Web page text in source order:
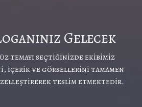
Gelecek
temayı seçtiğinizde ekibimiz
içerik ve görsellerini tamamen
teslim etmektedir.